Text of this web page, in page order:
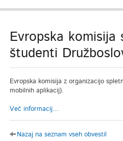
Evropska
študenti
Evropska komisija z organizacijo
mobilnih aplikacij).
Več informacij…
Nazaj na seznam vseh obvestil